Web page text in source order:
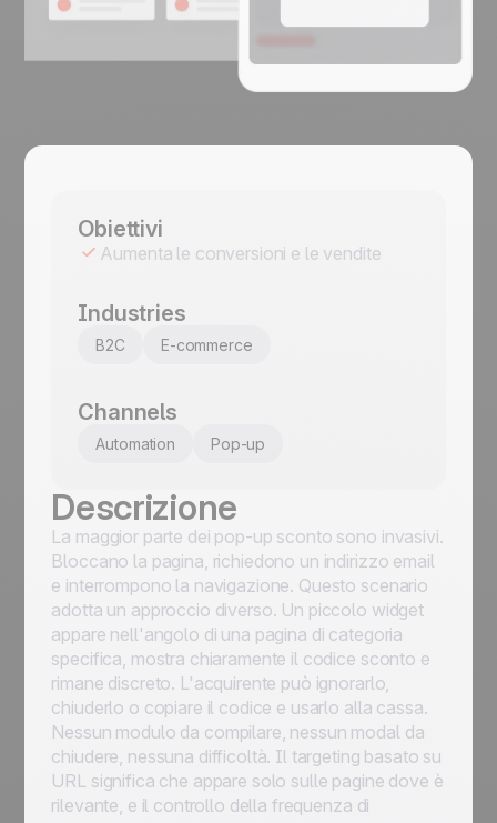
Obiettivi
Aumenta le conversioni e le vendite
Industries
B2C E-commerce
Channels
Automation Pop-up
Descrizione
La maggior parte dei pop-up sconto sono invasivi.
Bloccano la pagina, richiedono un indirizzo email
e interrompono la navigazione. Questo scenario
adotta un approccio diverso. Un piccolo widget
appare nell'angolo di una pagina di categoria
specifica, mostra chiaramente il codice sconto e
rimane discreto. L'acquirente può ignorarlo,
chiuderlo o copiare il codice e usarlo alla cassa.
Nessun modulo da compilare, nessun modal da
chiudere, nessuna difficoltà. Il targeting basato su
URL significa che appare solo sulle pagine dove è
rilevante, e il controllo della frequenza di